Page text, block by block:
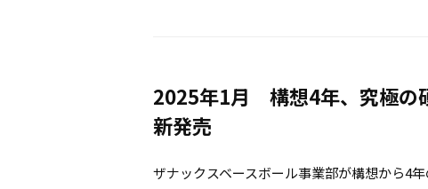
2025年1月 構想4年、究極の
新発売
ザナックスベースボール事業部が構想から4